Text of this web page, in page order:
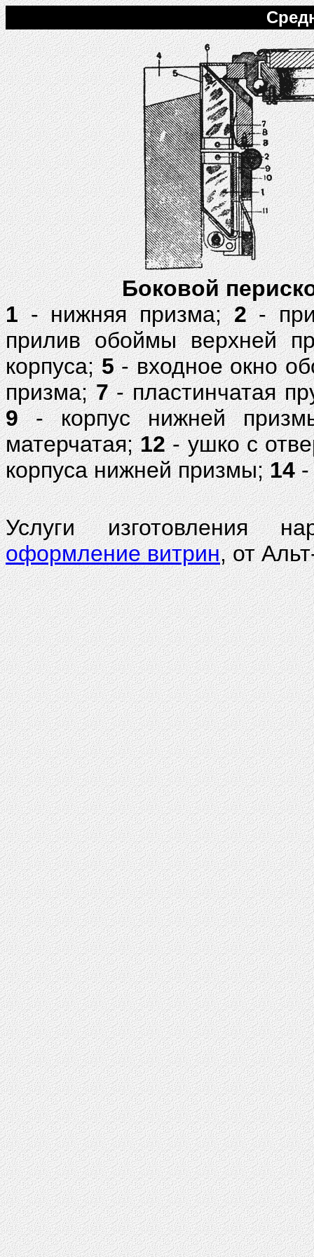
Боковой
1- нижняя призма;2-
прилив обоймы верхней
корпуса;5- входное окно
призма;7- пластинчатая
9- корпус нижней
матерчатая;12- ушко с
корпуса нижней призмы;14-
Услуги изготовления
оформление витрин, от